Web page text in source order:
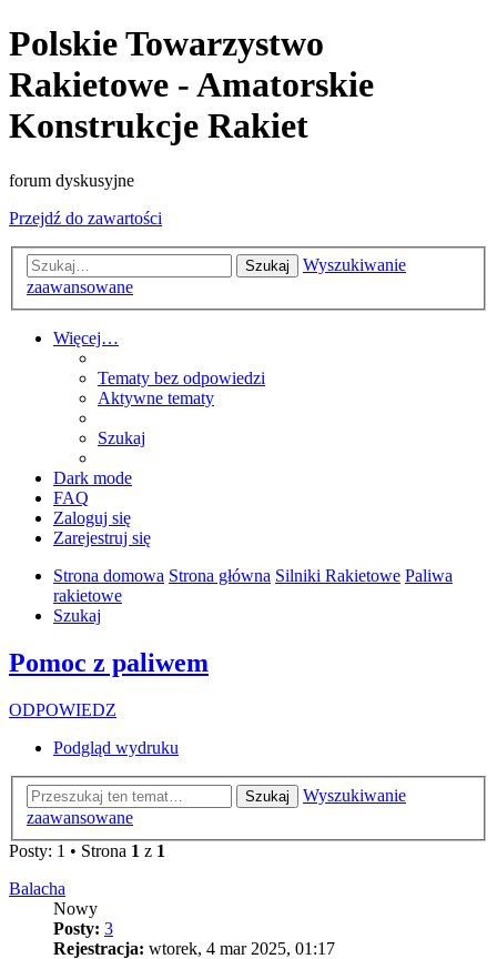
Polskie Towarzystwo
Rakietowe - Amatorskie
Konstrukcje Rakiet
forum dyskusyjne
Przejdź do zawartości
Szukaj
Wyszukiwanie
zaawansowane
Więcej…
Tematy bez odpowiedzi
Aktywne tematy
Szukaj
Dark mode
FAQ
Zaloguj się
Zarejestruj się
Strona domowa Strona główna Silniki Rakietowe Paliwa
rakietowe
Szukaj
Pomoc z paliwem
ODPOWIEDZ
Podgląd wydruku
Szukaj
Wyszukiwanie
zaawansowane
Posty: 1 • Strona 1 z 1
Balacha
Nowy
Posty: 3
Rejestracja: wtorek, 4 mar 2025, 01:17